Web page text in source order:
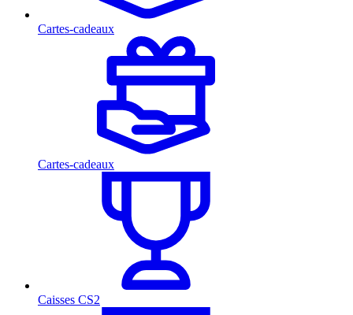
Cartes-cadeaux
Cartes-cadeaux
Caisses CS2